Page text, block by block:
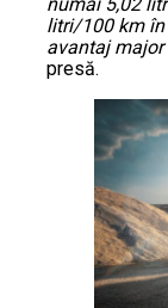
litri/100 km în
avantaj
presă.